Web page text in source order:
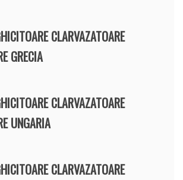
CLARVAZATOARE
GRECIA
CLARVAZATOARE
UNGARIA
CLARVAZATOARE